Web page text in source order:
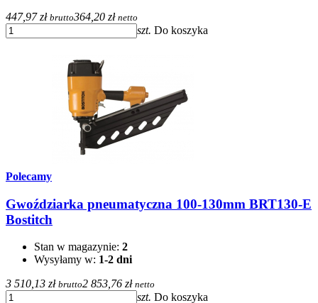
447,97 zł brutto364,20 zł netto
szt. Do koszyka
Polecamy
Gwoździarka pneumatyczna 100-130mm BRT130-E
Bostitch
Stan w magazynie: 2
Wysyłamy w: 1-2 dni
3 510,13 zł brutto2 853,76 zł netto
szt. Do koszyka